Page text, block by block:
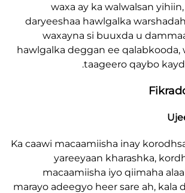
waxa ay ka
daryeeshaa hawlgalka
waxayna si buuxda u
hawlgalka deggan ee
taageero
Ka caawi macaamiisha inay
yareeyaan
macaamiisha iyo
marayo adeegyo heer sare